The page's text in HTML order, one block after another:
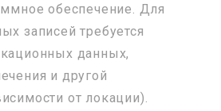
обеспечение. Для
записей требуется
данных,
и другой
от локации).